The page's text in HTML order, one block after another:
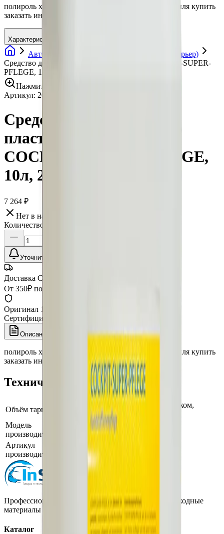
полироль химия автохимия средство авто автомобиля купить
заказать интернет магазин кох unna
Характеристики
Автохимия
Полироли для пластика (интерьер)
Средство для ухода за пластиком, глянец COCKPIT-SUPER-
PFLEGE, 10л, 20010
Нажмите для увеличения
Артикул: 20010
Средство для ухода за
пластиком, глянец
COCKPIT-SUPER-PFLEGE,
10л, 20010
7 264 ₽
Нет в наличии
Количество:
Уточнить наличие
Доставка СДЭК
От 350₽ по России
Оригинал 100%
Сертифицированный товар
Описание Характеристики
полироль химия автохимия средство авто автомобиля купить
заказать интернет магазин кох unna
Технические характеристики
Объём тары, фасовка
cредство для ухода за пластиком,
глянец 10 л
Модель
производителя
COCKPIT-SUPER-PFLEGE
Артикул
производителя
20010
Профессиональная автохимия, оборудование и расходные
материалы для детейлинга.
Каталог